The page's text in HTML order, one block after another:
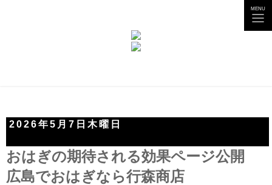
MENU
2026年5月7日木曜日
おはぎの期待される効果ページ公開
広島でおはぎなら行森商店